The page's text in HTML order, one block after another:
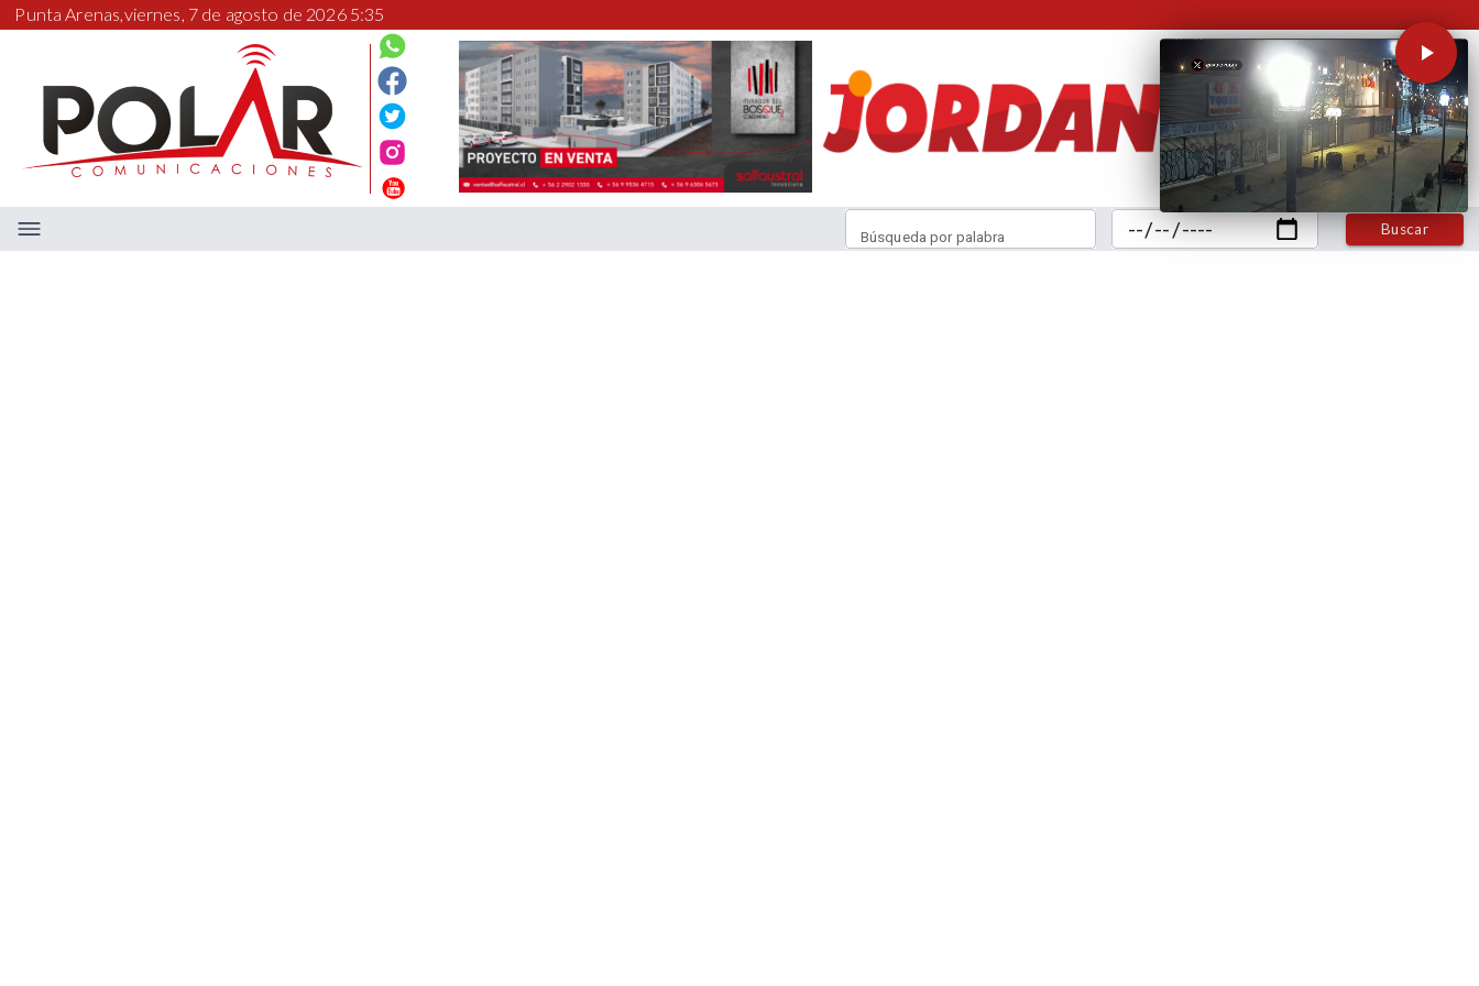
Punta Arenas,viernes, 7 de agosto de 2026 5:35
Buscar
Búsqueda por palabra